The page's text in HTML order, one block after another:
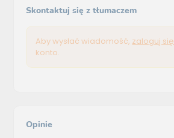
Skontaktuj się z tłumaczem
Aby wysłać wiadomość, zaloguj się
konto.
Opinie